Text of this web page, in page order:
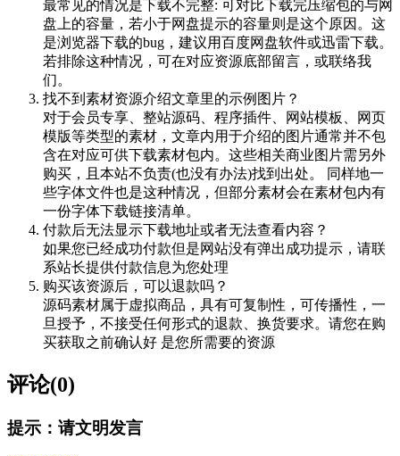
最常见的情况是下载不完整: 可对比下载完压缩包的与网
盘上的容量，若小于网盘提示的容量则是这个原因。这
是浏览器下载的bug，建议用百度网盘软件或迅雷下载。
若排除这种情况，可在对应资源底部留言，或联络我
们。
找不到素材资源介绍文章里的示例图片？
对于会员专享、整站源码、程序插件、网站模板、网页
模版等类型的素材，文章内用于介绍的图片通常并不包
含在对应可供下载素材包内。这些相关商业图片需另外
购买，且本站不负责(也没有办法)找到出处。 同样地一
些字体文件也是这种情况，但部分素材会在素材包内有
一份字体下载链接清单。
付款后无法显示下载地址或者无法查看内容？
如果您已经成功付款但是网站没有弹出成功提示，请联
系站长提供付款信息为您处理
购买该资源后，可以退款吗？
源码素材属于虚拟商品，具有可复制性，可传播性，一
旦授予，不接受任何形式的退款、换货要求。请您在购
买获取之前确认好 是您所需要的资源
评论(0)
提示：请文明发言